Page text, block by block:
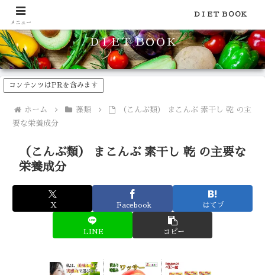
食品のカロリーや糖質などの栄養素がわかる！健康やダイエットに
ＤＩＥＴ ＢＯＯＫ
コンテンツはPRを含みます
ホーム 藻類
（こんぶ類） まこんぶ 素干し 乾 の主
要な栄養成分
（こんぶ類） まこんぶ 素干し 乾 の主要な
栄養成分
X Facebook はてブ
LINE コピー
メニュー
ＤＩＥＴ ＢＯＯＫ